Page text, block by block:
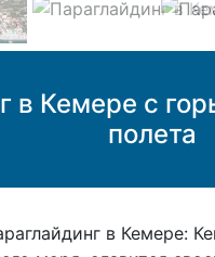
в Кемере с
полета
в Кемере: